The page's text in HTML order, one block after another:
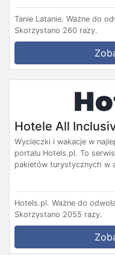
Tanie Latanie. Ważne do
Skorzystano 260 razy.
Hotele All
Wycieczki i wakacje w
portalu Hotels.pl. To
pakietów turystycznych w
Hotels.pl. Ważne do
Skorzystano 2055 razy.